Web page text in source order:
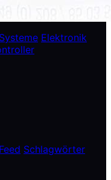
Elektronik
Schlagwörter